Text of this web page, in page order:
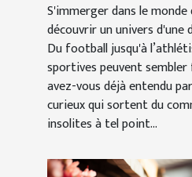
S'immerger dans le
découvrir un univers
Du football jusqu'à
sportives peuvent
avez-vous déjà entendu
curieux qui sortent du
insolites à tel point...